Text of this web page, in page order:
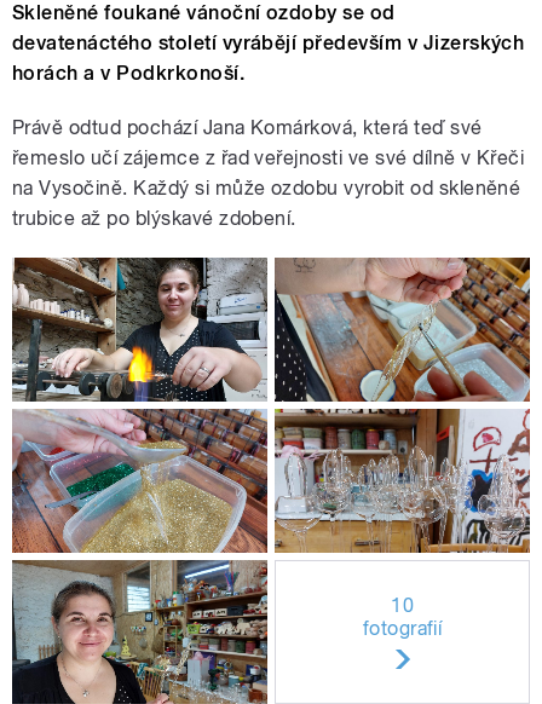
Skleněné foukané vánoční ozdoby se od
devatenáctého století vyrábějí především v Jizerských
horách a v Podkrkonoší.
Právě odtud pochází Jana Komárková, která teď své
řemeslo učí zájemce z řad veřejnosti ve své dílně v Křeči
na Vysočině. Každý si může ozdobu vyrobit od skleněné
trubice až po blýskavé zdobení.
10
fotografií